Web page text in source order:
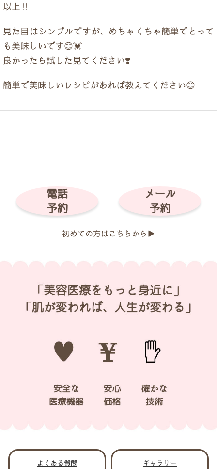
以上‼️
見た目はシンプルですが、めちゃくちゃ簡単でとって
も美味しいです😊💓
良かったら試した見てください❣️
簡単で美味しいレシピがあれば教えてください😊
電話
予約
メール
予約
初めての方はこちらから▶
よくある質問 ギャラリー